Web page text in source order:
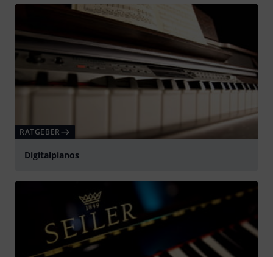
RATGEBER
Digitalpianos